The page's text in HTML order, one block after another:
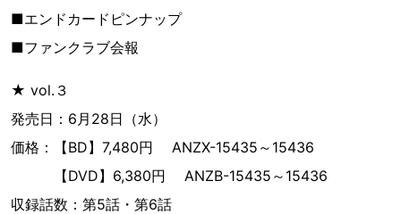
■エンドカードピンナップ
■ファンクラブ会報
★ vol.３
発売日：6月28日（水）
価格：【BD】7,480円 ANZX-15435～15436
【DVD】6,380円 ANZB-15435～15436
収録話数：第5話・第6話